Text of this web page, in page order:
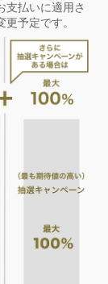
支払いに適用さ
予定です。